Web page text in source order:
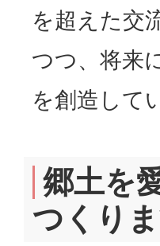
を超えた交
つつ、将来
を創造して
郷土を
つくり